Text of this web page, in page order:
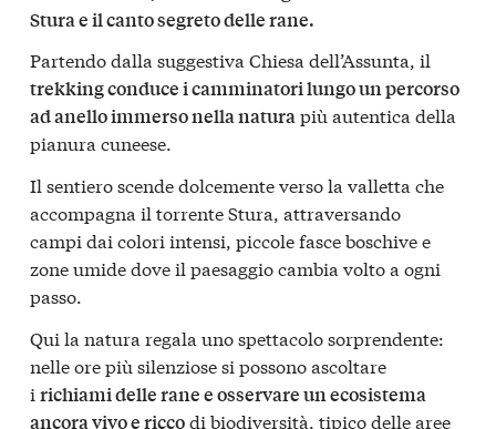
Stura e il canto segreto delle rane.
Partendo dalla suggestiva Chiesa dell’Assunta, il
trekking conduce i camminatori lungo un percorso
ad anello immerso nella naturapiù autentica della
pianura cuneese.
Il sentiero scende dolcemente verso la valletta che
accompagna il torrente Stura, attraversando
campi dai colori intensi, piccole fasce boschive e
zone umide dove il paesaggio cambia volto a ogni
passo.
Qui la natura regala uno spettacolo sorprendente:
nelle ore più silenziose si possono ascoltare
i richiami delle rane e osservare un ecosistema
ancora vivo e riccodi biodiversità, tipico delle aree